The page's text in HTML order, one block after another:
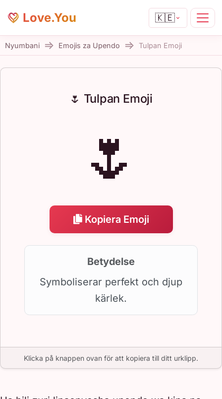
Love.You 🇰🇪
Nyumbani Emojis za Upendo Tulpan Emoji
🌷 Tulpan Emoji
🌷
Kopiera Emoji
Betydelse
Symboliserar perfekt och djup
kärlek.
Klicka på knappen ovan för att kopiera till ditt urklipp.